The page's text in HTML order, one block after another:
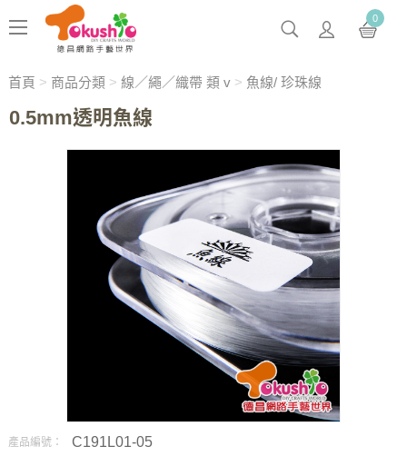
0
首頁 > 商品分類> 線／繩／織帶 類 v> 魚線/ 珍珠線
0.5mm透明魚線
產品編號： C191L01-05